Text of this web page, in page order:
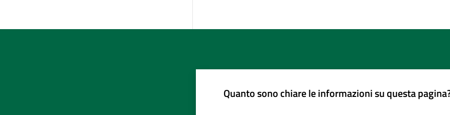
Quanto sono chiare le informazioni su questa